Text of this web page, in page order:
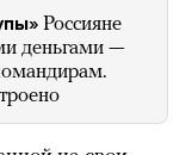
Россияне
деньгами —